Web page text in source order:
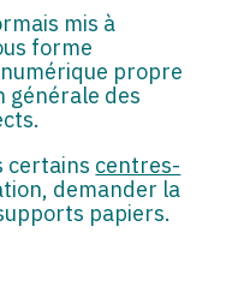
mis à
forme
propre
générale des
certains centres-
demander la
papiers.